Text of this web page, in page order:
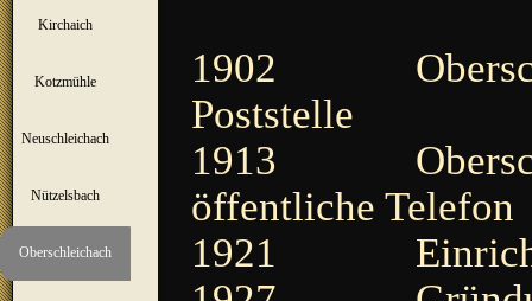
Kirchaich
Kotzmühle ▼
Neuschleichach
Nützelsbach ▼
Oberschleichach
1902
Poststelle
1913
öffentliche Telefon
1921